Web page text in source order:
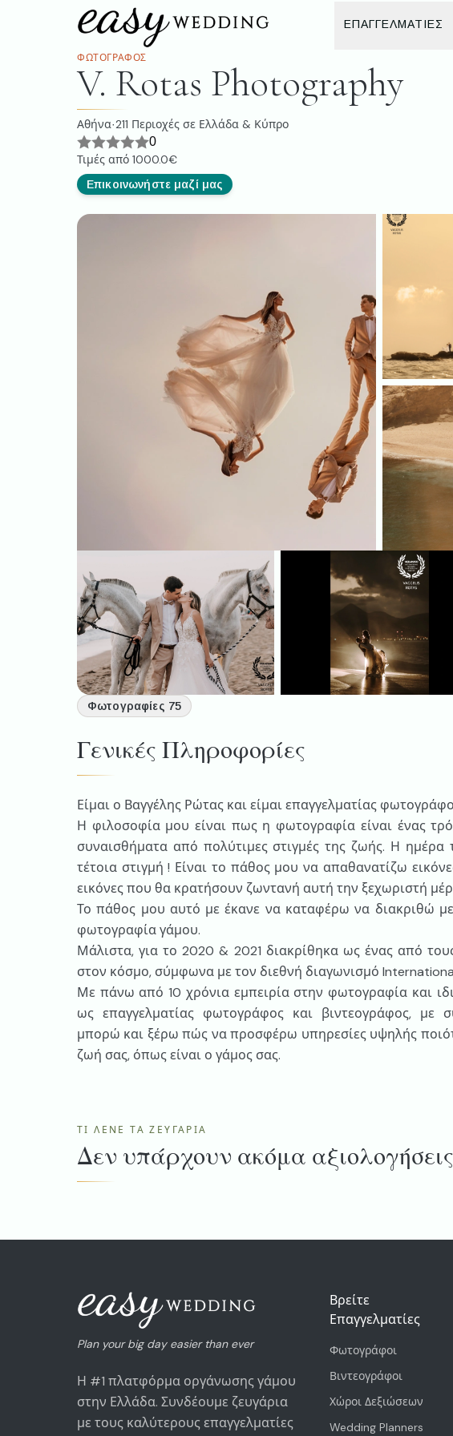
ΕΠΑΓΓΕΛΜΑΤΙΕΣ
ΦΩΤΟΓΡΆΦΟΣ
V. Rotas Photography
Αθήνα·211 Περιοχές σε Ελλάδα & Κύπρο
0
Τιμές από 1000.0€
Επικοινωνήστε μαζί μας
Φωτογραφίες 75
Γενικές Πληροφορίες
Είμαι ο Βαγγέλης Ρώτας και είμαι επαγγελματίας
Η φιλοσοφία μου είναι πως η φωτογραφία είναι ένας
συναισθήματα από πολύτιμες στιγμές της ζωής. Η ημέρα
τέτοια στιγμή ! Είναι το πάθος μου να απαθανατίζω
εικόνες που θα κρατήσουν ζωντανή αυτή την ξεχωριστή
Το πάθος μου αυτό με έκανε να καταφέρω να διακριθώ
φωτογραφία γάμου.
Μάλιστα, για το 2020 & 2021 διακρίθηκα ως ένας από
στον κόσμο, σύμφωνα με τον διεθνή διαγωνισμό
Με πάνω από 10 χρόνια εμπειρία στην φωτογραφία και
ως επαγγελματίας φωτογράφος και βιντεογράφος, με
μπορώ και ξέρω πώς να προσφέρω υπηρεσίες υψηλής
ζωή σας, όπως είναι ο γάμος σας.
ΤΙ ΛΈΝΕ ΤΑ ΖΕΥΓΆΡΙΑ
Δεν υπάρχουν ακόμα αξιολογήσεις
Plan your big day easier than ever
Η #1 πλατφόρμα οργάνωσης γάμου
στην Ελλάδα. Συνδέουμε ζευγάρια
με τους καλύτερους επαγγελματίες
Βρείτε
Επαγγελματίες
Φωτογράφοι
Βιντεογράφοι
Χώροι Δεξιώσεων
Wedding Planners